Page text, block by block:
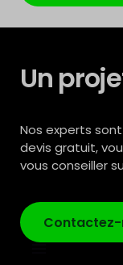
Un
Nos experts
devis gratuit,
vous conseiller